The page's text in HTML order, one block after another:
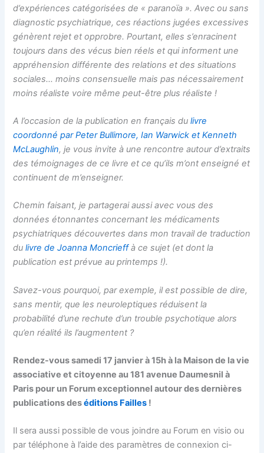
d’expériences catégorisées de « paranoïa ». Avec ou sans
diagnostic psychiatrique, ces réactions jugées excessives
génèrent rejet et opprobre. Pourtant, elles s’enracinent
toujours dans des vécus bien réels et qui informent une
appréhension différente des relations et des situations
sociales… moins consensuelle mais pas nécessairement
moins réaliste voire même peut-être plus réaliste !
A l’occasion de la publication en français dulivre
coordonné par Peter Bullimore, Ian Warwick et Kenneth
McLaughlin, je vous invite à une rencontre autour d’extraits
des témoignages de ce livre et ce qu’ils m’ont enseigné et
continuent de m’enseigner.
Chemin faisant, je partagerai aussi avec vous des
données étonnantes concernant les médicaments
psychiatriques découvertes dans mon travail de traduction
dulivre de Joanna Moncrieffà ce sujet (et dont la
publication est prévue au printemps !).
Savez-vous pourquoi, par exemple, il est possible de dire,
sans mentir, que les neuroleptiques réduisent la
probabilité d’une rechute d’un trouble psychotique alors
qu’en réalité ils l’augmentent ?
Rendez-vous samedi 17 janvier à 15h à la Maison de la vie
associative et citoyenne au 181 avenue Daumesnil à
Paris pour un Forum exceptionnel autour des dernières
publications deséditions Failles !
Il sera aussi possible de vous joindre au Forum en visio ou
par téléphone à l’aide des paramètres de connexion ci-